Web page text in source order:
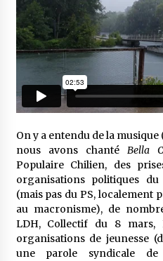
On y a entendu de la
nous avons chanté Bella
Populaire Chilien, des
organisations politiques
(mais pas du PS, localement
au macronisme), de
LDH, Collectif du 8 mars,
organisations de jeunesse
une parole syndicale de